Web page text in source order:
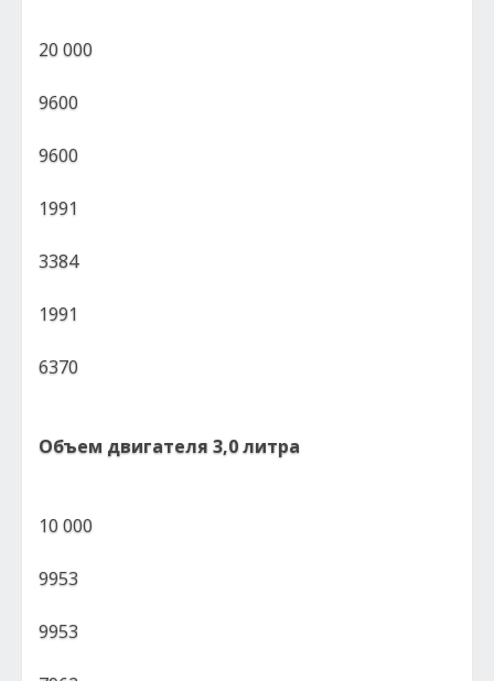
20 000
9600
9600
1991
3384
1991
6370
Объем двигателя 3,0 литра
10 000
9953
9953